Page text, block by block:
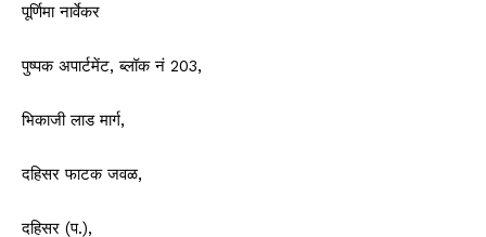
पूर्णिमा नार्वेकर
पुष्पक अपार्टमेंट, ब्लॉक नं 203,
भिकाजी लाड मार्ग,
दहिसर फाटक जवळ,
दहिसर (प.),